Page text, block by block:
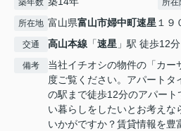
築年数 所在
所在地 富山県富山市婦中町速星１９
交通 高山本線 「速星 」駅 徒歩12分
備考
当社イチオシの物件の「カ
度ご覧ください。アパートタ
の駅まで徒歩12分のアパー
い暮らしをしたいとお考えな
いかがですか？賃貸情報を豊